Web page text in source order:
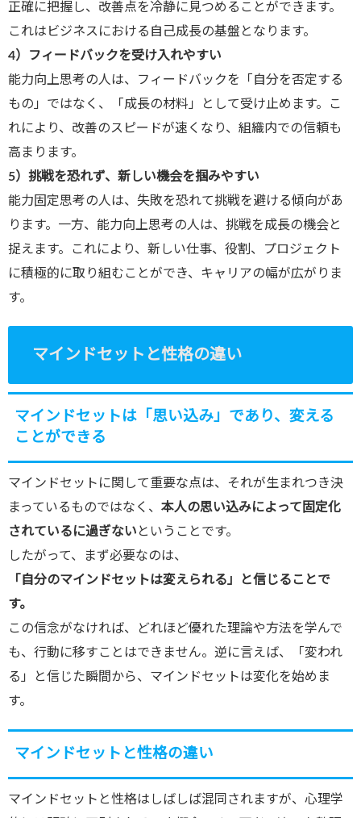
正確に把握し、改善点を冷静に見つめることができます。
これはビジネスにおける自己成長の基盤となります。
4）フィードバックを受け入れやすい
能力向上思考の人は、フィードバックを「自分を否定する
もの」ではなく、「成長の材料」として受け止めます。こ
れにより、改善のスピードが速くなり、組織内での信頼も
高まります。
5）挑戦を恐れず、新しい機会を掴みやすい
能力固定思考の人は、失敗を恐れて挑戦を避ける傾向があ
ります。一方、能力向上思考の人は、挑戦を成長の機会と
捉えます。これにより、新しい仕事、役割、プロジェクト
に積極的に取り組むことができ、キャリアの幅が広がりま
す。
マインドセットと性格の違い
マインドセットは「思い込み」であり、変える
ことができる
マインドセットに関して重要な点は、それが生まれつき決
まっているものではなく、 本人の思い込みによって固定化
されているに過ぎない ということです。
したがって、まず必要なのは、
「自分のマインドセットは変えられる」と信じることで
す。
この信念がなければ、どれほど優れた理論や方法を学んで
も、行動に移すことはできません。逆に言えば、「変われ
る」と信じた瞬間から、マインドセットは変化を始めま
す。
マインドセットと性格の違い
マインドセットと性格はしばしば混同されますが、心理学